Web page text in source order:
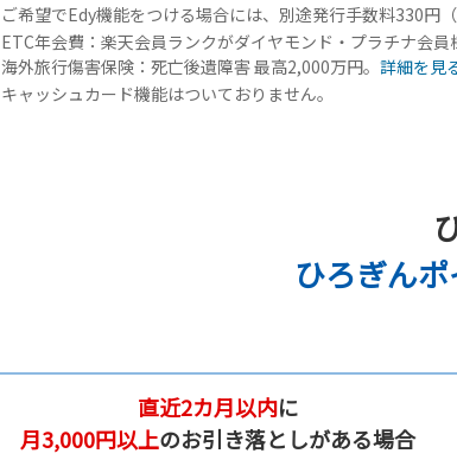
ご希望でEdy機能をつける場合には、別途発行手数料330円（
ETC年会費：楽天会員ランクがダイヤモンド・プラチナ会
海外旅行傷害保険：死亡後遺障害 最高2,000万円。 詳細を見
キャッシュカード機能はついておりません。
ひろぎん
直近2カ月以内に
月3,000円以上のお引き落としがある場合